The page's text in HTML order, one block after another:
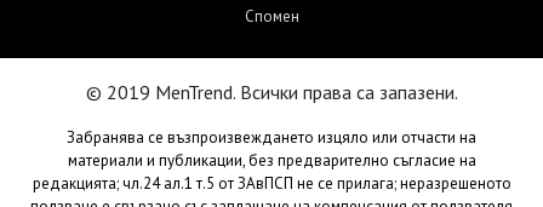
Спомен
© 2019 MenTrend. Всички права са запазени.
Забранява се възпроизвеждането изцяло или отчасти на
материали и публикации, без предварително съгласие на
редакцията; чл.24 ал.1 т.5 от ЗАвПСП не се прилага; неразрешеното